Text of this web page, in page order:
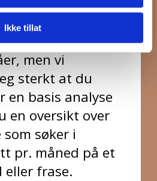
Ikke tillat
kan kjøres
men vi
sterkt at du
en basis analyse
en oversikt over
søker i
pr. måned på et
eller frase.